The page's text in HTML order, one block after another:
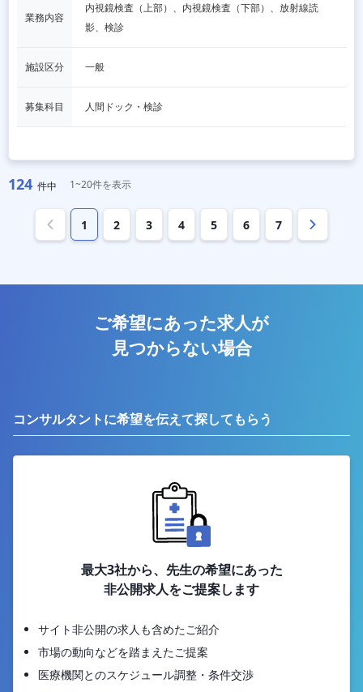
業務内容
内視鏡検査（上部）、内視鏡検査（下部）、放射線読
影、検診
施設区分 一般
募集科目 人間ドック・検診
124 件中 1~20件を表示
1 2 3 4 5 6 7
ご希望にあった求人が
見つからない場合
コンサルタントに希望を伝えて探してもらう
最大3社から、先生の希望にあった
非公開求人をご提案します
サイト非公開の求人も含めたご紹介
市場の動向などを踏まえたご提案
医療機関とのスケジュール調整・条件交渉